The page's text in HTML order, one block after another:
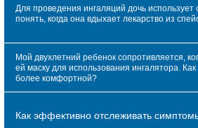
Для проведения ингаляций дочь использует
понять, когда она вдыхает лекарство из
Мой двухлетний ребенок сопротивляется,
ей маску для использования ингалятора.
более комфортной?
Как эффективно отслеживать